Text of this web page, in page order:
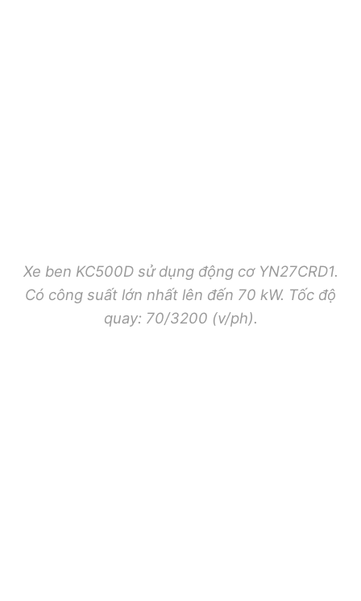
Xe ben KC500D sử dụng động cơ YN27CRD1.
Có công suất lớn nhất lên đến 70 kW. Tốc độ
quay: 70/3200 (v/ph).